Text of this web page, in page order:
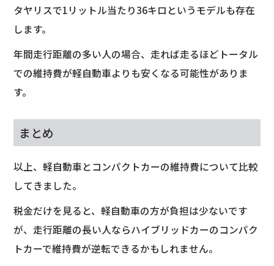
タヤリスで1リットル当たり36キロというモデルも存在
します。
年間走行距離の多い人の場合、走れば走るほどトータル
での維持費が軽自動車よりも安くなる可能性がありま
す。
まとめ
以上、軽自動車とコンパクトカーの維持費について比較
してきました。
税金だけを見ると、軽自動車の方が負担は少ないです
が、走行距離の長い人ならハイブリッドカーのコンパク
トカーで維持費が逆転できるかもしれません。